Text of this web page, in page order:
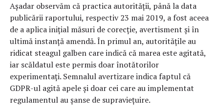
Așadar observăm că practica autorității, până la data
publicării raportului, respectiv 23 mai 2019, a fost aceea
de a aplica inițial măsuri de corecție, avertisment și în
ultimă instanță amendă. În primul an, autoritățile au
ridicat steagul galben care indică că marea este agitată,
iar scăldatul este permis doar înotătorilor
experimentați. Semnalul avertizare indica faptul că
GDPR-ul agită apele și doar cei care au implementat
regulamentul au șanse de supraviețuire.